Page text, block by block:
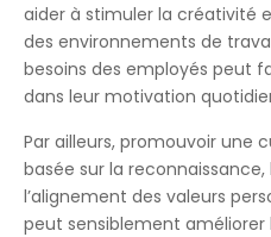
aider à stimuler la créativité
des environnements de
besoins des employés peut
dans leur motivation
Par ailleurs, promouvoir une
basée sur la
l’alignement des valeurs
peut sensiblement